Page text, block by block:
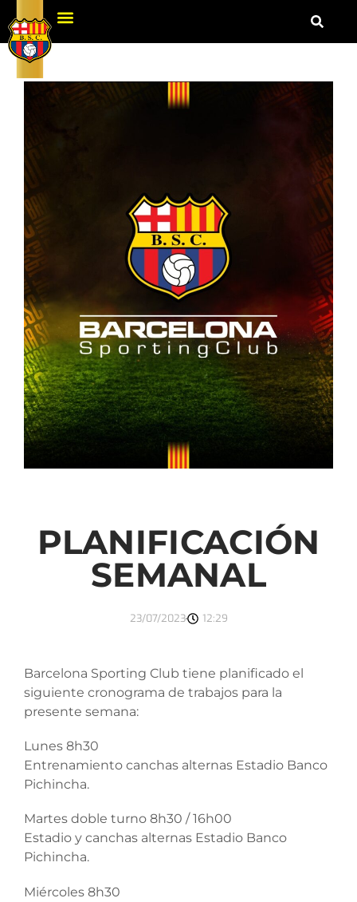
PLANIFICACIÓN
SEMANAL
23/07/2023 12:29
Barcelona Sporting Club tiene planificado el
siguiente cronograma de trabajos para la
presente semana:
Lunes 8h30
Entrenamiento canchas alternas Estadio Banco
Pichincha.
Martes doble turno 8h30 / 16h00
Estadio y canchas alternas Estadio Banco
Pichincha.
Miércoles 8h30